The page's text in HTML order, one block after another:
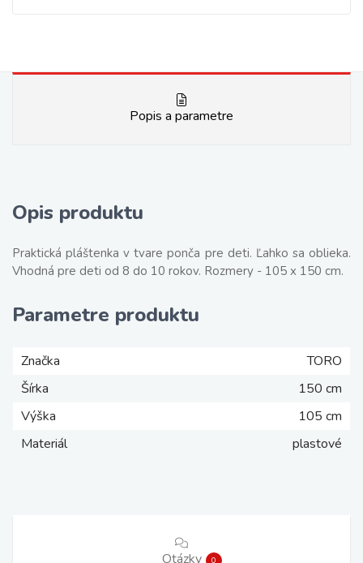
Popis a parametre
Opis produktu
Praktická pláštenka v tvare ponča pre deti. Ľahko sa oblieka.
Vhodná pre deti od 8 do 10 rokov. Rozmery - 105 x 150 cm.
Parametre produktu
Značka
TORO
Šírka
150 cm
Výška
105 cm
Materiál
plastové
Otázky 0